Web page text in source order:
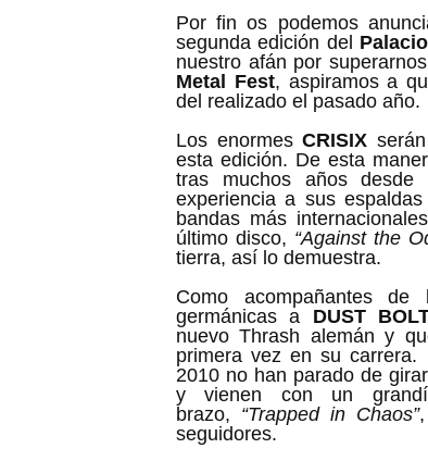
Por fin os podemos
segunda edición del
nuestro afán por
Metal Fest, aspiramos a
del realizado el pasado año.
Los enormesCRISIX
esta edición. De esta
tras muchos años
experiencia a sus
bandas más
último disco, “Against the
tierra, así lo demuestra.
Como acompañantes de
germánicas a DUST
nuevo Thrash alemán y
primera vez en su
2010 no han parado de
y vienen con un
brazo, “Trapped in Chaos”
seguidores.